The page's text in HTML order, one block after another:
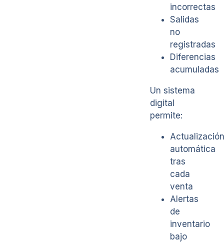
incorrectas
Salidas
no
registradas
Diferencias
acumuladas
Un sistema
digital
permite:
Actualización
automática
tras
cada
venta
Alertas
de
inventario
bajo